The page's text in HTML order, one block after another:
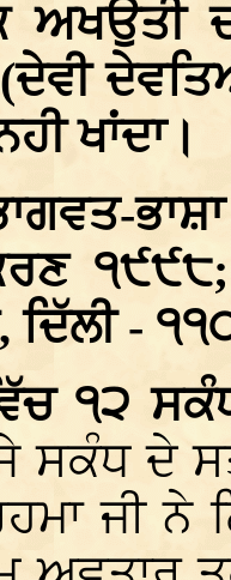
ਅਖਉਤੀ
ਖਾਂਦਾ।
ਦਿੱਲੀ -
੧੨
ਸਕੰਧ ਦੇ
ਜੀ